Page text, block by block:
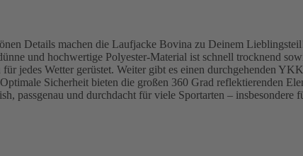
Details machen die Laufjacke Bovina zu Deinem
und hochwertige Polyester-Material ist schnell trocknend
jedes Wetter gerüstet. Weiter gibt es einen durchgehenden
Sicherheit bieten die großen 360 Grad reflektierenden
passgenau und durchdacht für viele Sportarten –